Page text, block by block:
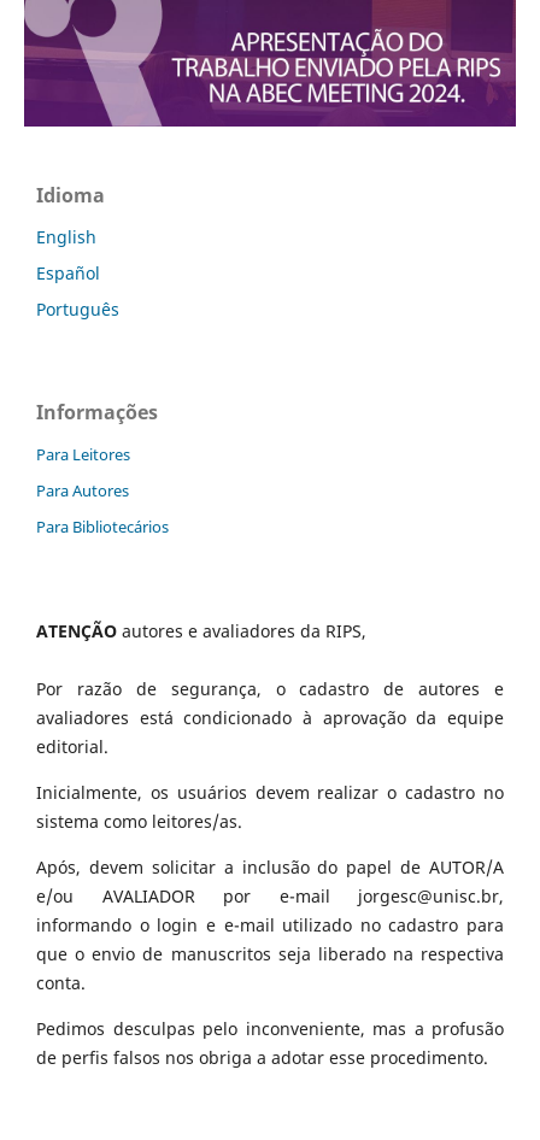
Idioma
English
Español
Português
Informações
Para Leitores
Para Autores
Para Bibliotecários
ATENÇÃO autores e avaliadores da RIPS,
Por razão de segurança, o cadastro de autores e
avaliadores está condicionado à aprovação da equipe
editorial.
Inicialmente, os usuários devem realizar o cadastro no
sistema como leitores/as.
Após, devem solicitar a inclusão do papel de AUTOR/A
e/ou AVALIADOR por e-mail jorgesc@unisc.br,
informando o login e e-mail utilizado no cadastro para
que o envio de manuscritos seja liberado na respectiva
conta.
Pedimos desculpas pelo inconveniente, mas a profusão
de perfis falsos nos obriga a adotar esse procedimento.